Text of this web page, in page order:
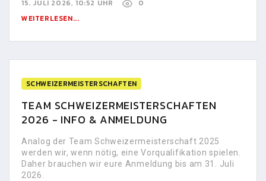
15. JULI 2026, 10:52 UHR
0
WEITERLESEN...
SCHWEIZERMEISTERSCHAFTEN
TEAM SCHWEIZERMEISTERSCHAFTEN
2026 - INFO & ANMELDUNG
Analog der Team Schweizermeisterschaft 2025
werden wir, wenn nötig, eine Vorqualifikation spielen.
Daher brauchen wir eure Anmeldung bis am 31. Juli
2026.